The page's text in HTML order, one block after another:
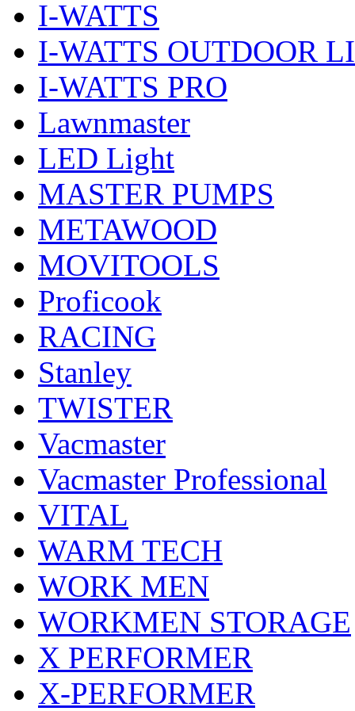
I-WATTS
I-WATTS OUTDOOR
I-WATTS PRO
Lawnmaster
LED Light
MASTER PUMPS
METAWOOD
MOVITOOLS
Proficook
RACING
Stanley
TWISTER
Vacmaster
Vacmaster Professional
VITAL
WARM TECH
WORK MEN
WORKMEN STORAGE
X PERFORMER
X-PERFORMER